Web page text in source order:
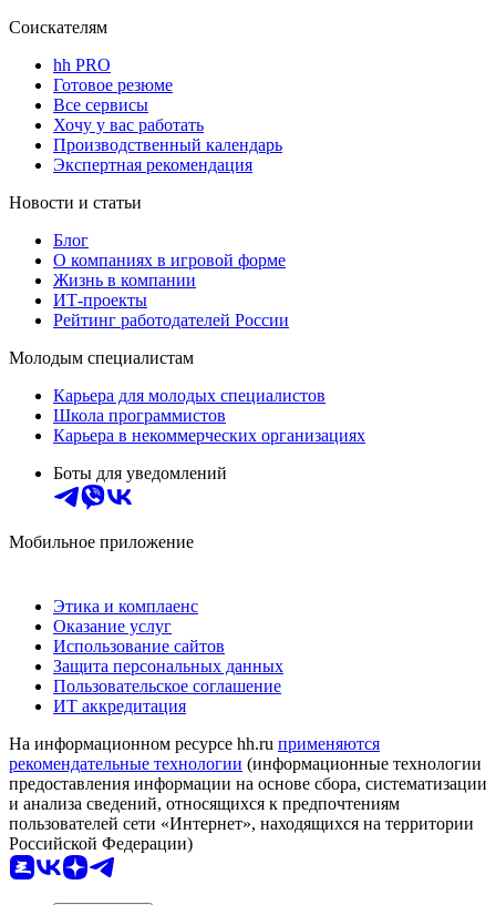
Соискателям
hh PRO
Готовое резюме
Все сервисы
Хочу у вас работать
Производственный календарь
Экспертная рекомендация
Новости и статьи
Блог
О компаниях в игровой форме
Жизнь в компании
ИТ-проекты
Рейтинг работодателей России
Молодым специалистам
Карьера для молодых специалистов
Школа программистов
Карьера в некоммерческих организациях
Боты для уведомлений
Мобильное приложение
Этика и комплаенс
Оказание услуг
Использование сайтов
Защита персональных данных
Пользовательское соглашение
ИТ аккредитация
На информационном ресурсе hh.ru применяются
рекомендательные технологии (информационные технологии
предоставления информации на основе сбора, систематизации
и анализа сведений, относящихся к предпочтениям
пользователей сети «Интернет», находящихся на территории
Российской Федерации)